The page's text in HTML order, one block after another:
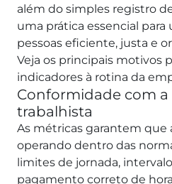
além do simples registro
uma prática essencial para
pessoas eficiente, justa e
Veja os principais motivos
indicadores à rotina da
Conformidade com a
trabalhista
As métricas garantem que
operando dentro das
limites de jornada,
pagamento correto de